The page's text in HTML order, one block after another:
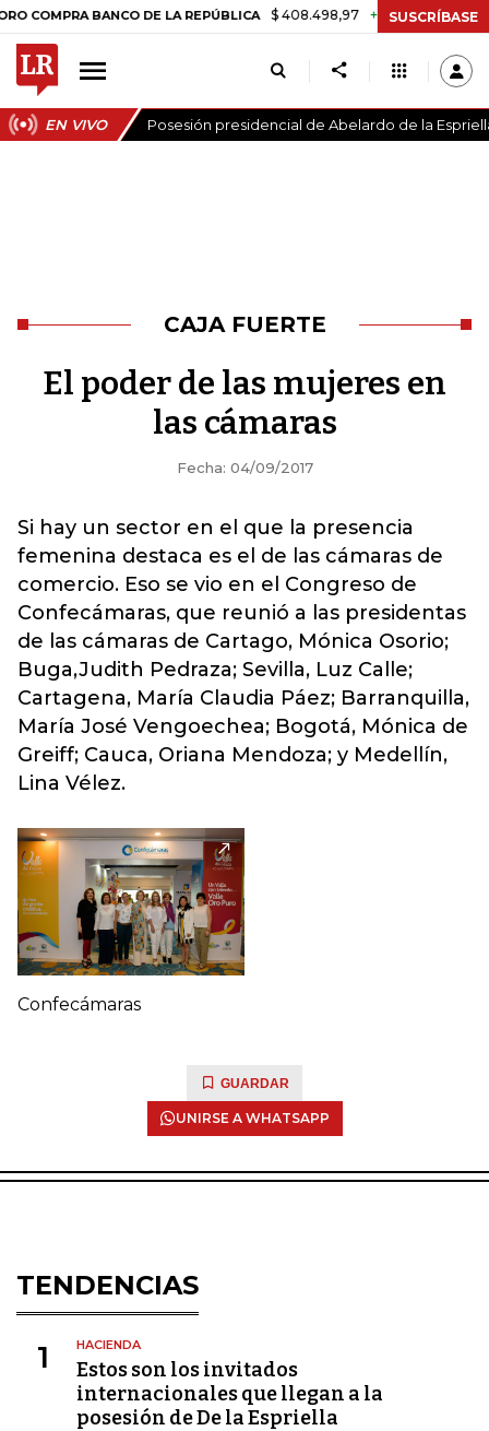
BANCO DE LA REPÚBLICA $ 408.498,97 +$ 8.753,81 +2,19%
SUSCRÍBASE
EN VIVO Posesión presidencial de Abelardo de la
CAJA FUERTE
El poder de las mujeres en
las cámaras
Fecha: 04/09/2017
Si hay un sector en el que la presencia
femenina destaca es el de las cámaras de
comercio. Eso se vio en el Congreso de
Confecámaras, que reunió a las presidentas
de las cámaras de Cartago, Mónica Osorio;
Buga,Judith Pedraza; Sevilla, Luz Calle;
Cartagena, María Claudia Páez; Barranquilla,
María José Vengoechea; Bogotá, Mónica de
Greiff; Cauca, Oriana Mendoza; y Medellín,
Lina Vélez.
Confecámaras
GUARDAR
UNIRSE A WHATSAPP
TENDENCIAS
1 HACIENDA
Estos son los invitados
internacionales que llegan a la
posesión de De la Espriella